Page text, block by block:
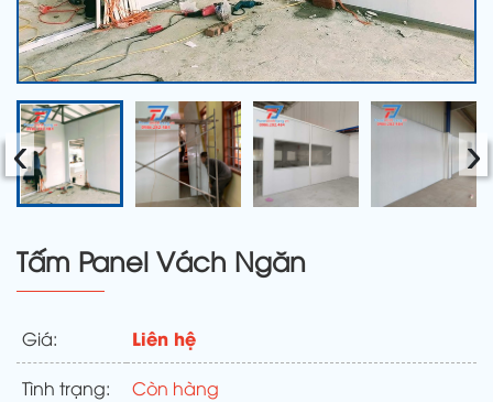
‹ ›
Tấm Panel Vách Ngăn
Giá: Liên hệ
Tình trạng: Còn hàng